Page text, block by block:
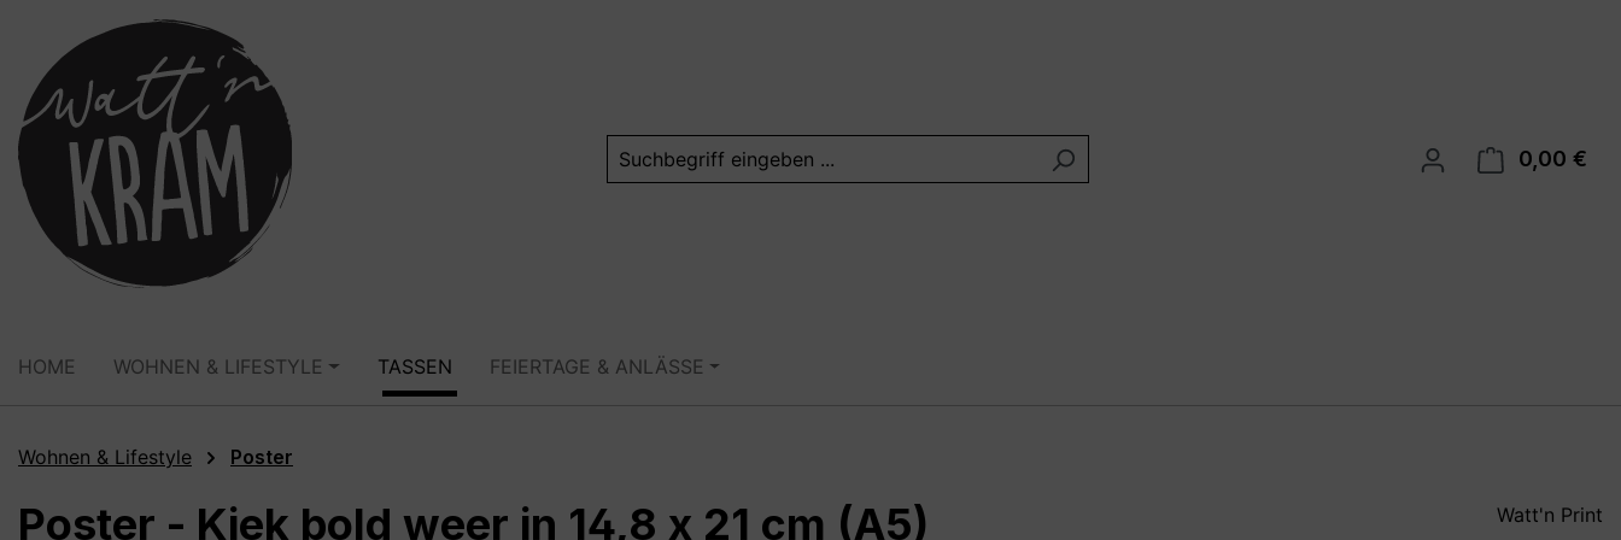
Zur Hauptnavigation springen
0,00 €
HOME WOHNEN & LIFESTYLE TASSEN FEIERTAGE & ANLÄSSE
Wohnen & Lifestyle Poster
Poster - Kiek bold weer in 14,8 x 21 cm (A5) Watt'n Print